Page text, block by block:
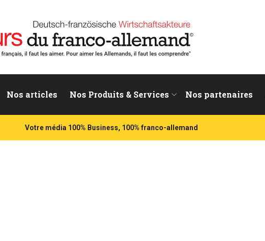
Nos articles Nos Produits & Services Nos partenaires
Votre média 100% Business, 100% franco-allemand